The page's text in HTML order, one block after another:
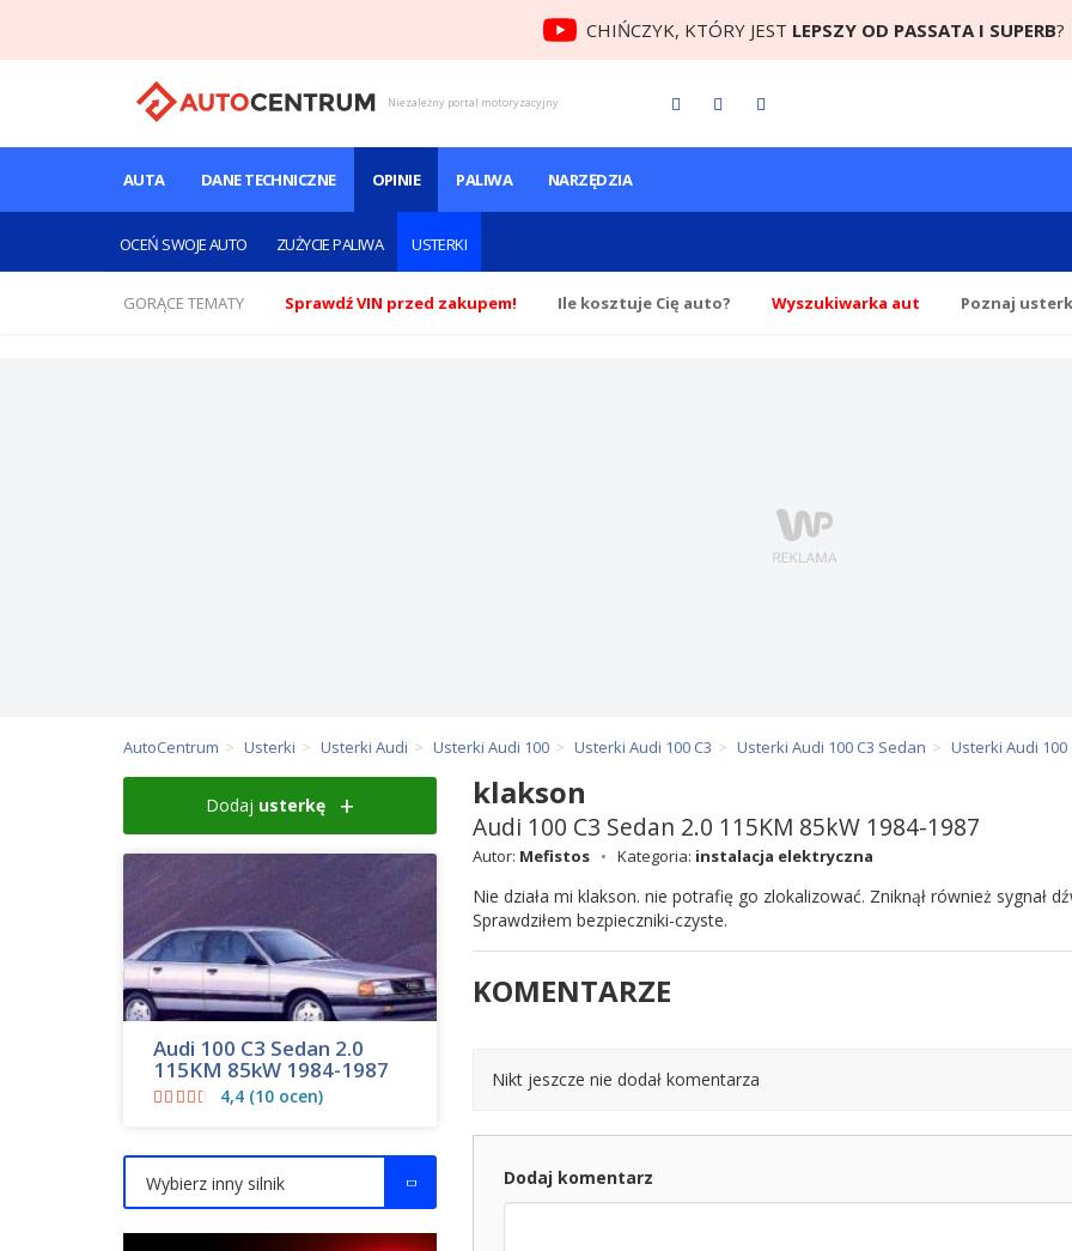
CHIŃCZYK, KTÓRY JEST LEPSZY OD PASSATA I SUPERB?
Niezależny portal motoryzacyjny
AUTA DANE TECHNICZNE OPINIE
OCEŃ SWOJE AUTO ZUŻYCIE PALIWA USTERKI
PALIWA NARZĘDZIA
GORĄCE TEMATY Sprawdź VIN przed zakupem! Ile kosztuje Cię auto? Wyszukiwarka aut Poznaj
AutoCentrum Usterki Usterki Audi Usterki Audi 100 Usterki Audi 100 C3 Usterki Audi 100 C3 Sedan Usterki Audi 100
klakson
Audi 100 C3 Sedan 2.0 115KM 85kW 1984-1987
Autor: Mefistos Kategoria: instalacja elektryczna
Nie działa mi klakson. nie potrafię go zlokalizować. Zniknął również sygnał
Sprawdziłem bezpieczniki-czyste.
KOMENTARZE
Nikt jeszcze nie dodał komentarza
Dodaj komentarz
Dodaj usterkę
Audi 100 C3 Sedan 2.0
115KM 85kW 1984-1987
4,4 (10 ocen)
Wybierz inny silnik